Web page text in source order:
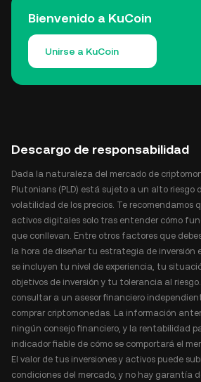
Bienvenido a KuCoin
Unirse a KuCoin
Descargo de responsabilidad
Dada la naturaleza del mercado de
Plutonians (PLD) está sujeto a un alto riesgo
volatilidad de los precios. Te recomendamos
activos digitales solo tras entender cómo
que conllevan. Entre otros factores que
la hora de diseñar tu estrategia de inversión
se incluyen tu nivel de experiencia, tu
objetivos de inversión y tu tolerancia al
consultar a un asesor financiero
comprar criptomonedas. La información
ningún consejo financiero, y la rentabilidad
indicador fiable de cómo se comportará el
El valor de tus inversiones y activos puede
condiciones del mercado, y no hay garantía